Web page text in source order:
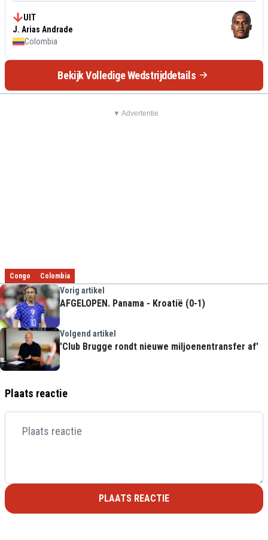
UIT
J. Arias Andrade
Colombia
Bekijk Volledige Wedstrijddetails
▼ Advertentie
Congo Colombia
Vorig artikel
AFGELOPEN. Panama - Kroatië (0-1)
Volgend artikel
'Club Brugge rondt nieuwe miljoenentransfer af'
Plaats reactie
PLAATS REACTIE